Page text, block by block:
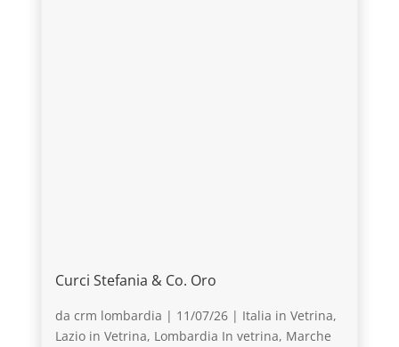
Curci Stefania & Co. Oro
da crm lombardia | 11/07/26| Italia in Vetrina,
Lazio in Vetrina, Lombardia In vetrina, Marche